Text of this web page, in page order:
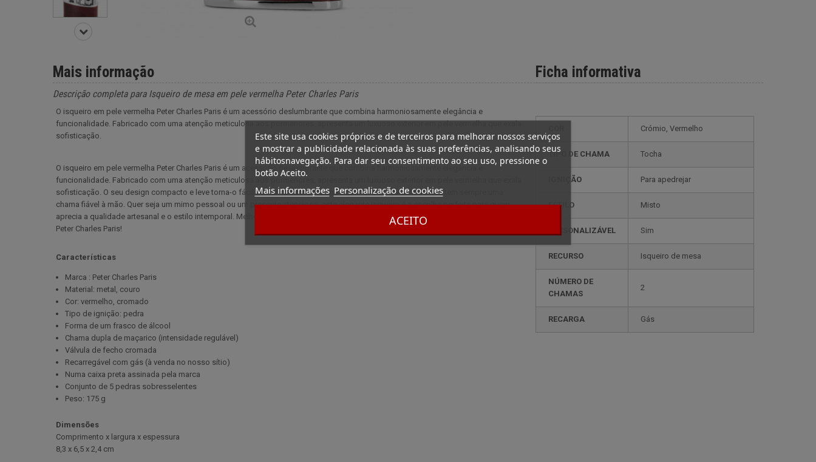
Este site usa cookies próprios e de terceiros para melhorar nossos serviços
e mostrar a publicidade relacionada às suas preferências, analisando seus
hábitosnavegação. Para dar seu consentimento ao seu uso, pressione o
botão Aceito.
Mais informações Personalização de cookies
ACEITO
Ficha informativa
Crómio, Vermelho
TIPO DE CHAMA Tocha
IGNIÇÃO Para apedrejar
ESTILO misto
PERSONALIZÁVEL sim
RECURSO isqueiro de mesa
NÚMERO DE
CHAMAS
2
RECARGA gás
Mais informação
Descrição completa para Isqueiro de mesa em pele vermelha Peter Charles Paris
O isqueiro em pele vermelha Peter Charles Paris é um acessório deslumbrante que combina harmoniosamente elegância e
funcionalidade. Fabricado com uma atenção meticulosa aos pormenores, apresenta um luxuoso exterior em pele vermelha que exala
sofisticação.
O isqueiro em pele vermelha Peter Charles Paris é um acessório deslumbrante que combina harmoniosamente elegância e
funcionalidade. Fabricado com uma atenção meticulosa aos pormenores, apresenta um luxuoso exterior em pele vermelha que exala
sofisticação. O seu design compacto e leve torna-o fácil de transportar para onde quer que vá, garantindo que tem sempre uma
chama fiável à mão. Quer seja um mimo pessoal ou um presente atencioso, este elegante isqueiro é a escolha perfeita para quem
aprecia a qualidade artesanal e o estilo intemporal. Melhore a sua experiência de fumar charutos com o isqueiro em pele vermelha
Peter Charles Paris!
Características
Marca : Peter Charles Paris
Material: metal, couro
Cor: vermelho, cromado
Tipo de ignição: pedra
Forma de um frasco de álcool
Chama dupla de maçarico (intensidade regulável)
Válvula de fecho cromada
Recarregável com gás (à venda no nosso sítio)
Numa caixa preta assinada pela marca
Conjunto de 5 pedras sobresselentes
Peso: 175 g
Dimensões
Comprimento x largura x espessura
8,3 x 6,5 x 2,4 cm